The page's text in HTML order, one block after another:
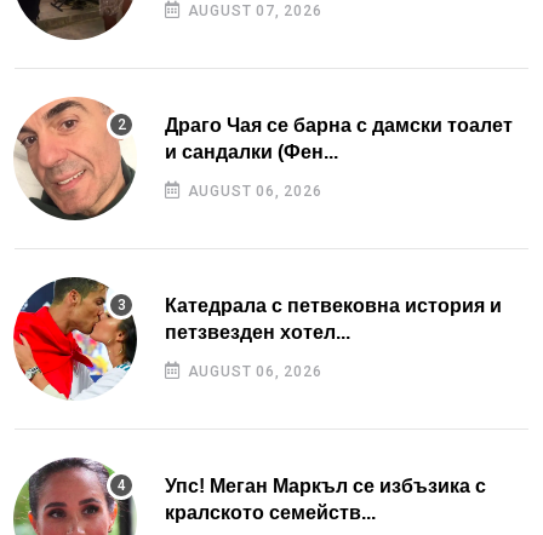
AUGUST 07, 2026
Драго Чая се барна с дамски тоалет
и сандалки (Фен...
AUGUST 06, 2026
Катедрала с петвековна история и
петзвезден хотел...
AUGUST 06, 2026
Упс! Меган Маркъл се избъзика с
кралското семейств...